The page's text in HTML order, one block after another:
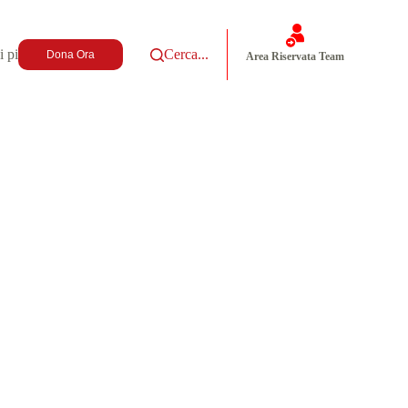
più Dona Ora Cerca... Area Riservata Team